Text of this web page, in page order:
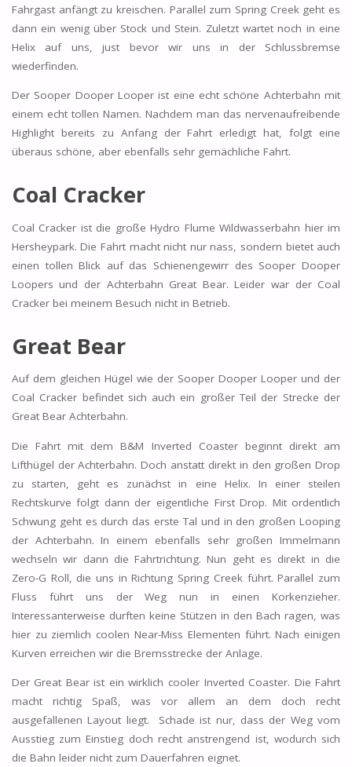
Fahrgast anfängt zu kreischen. Parallel zum Spring Creek geht es
dann ein wenig über Stock und Stein. Zuletzt wartet noch in eine
Helix auf uns, just bevor wir uns in der Schlussbremse
wiederfinden.
Der Sooper Dooper Looper ist eine echt schöne Achterbahn mit
einem echt tollen Namen. Nachdem man das nervenaufreibende
Highlight bereits zu Anfang der Fahrt erledigt hat, folgt eine
überaus schöne, aber ebenfalls sehr gemächliche Fahrt.
Coal Cracker
Coal Cracker ist die große Hydro Flume Wildwasserbahn hier im
Hersheypark. Die Fahrt macht nicht nur nass, sondern bietet auch
einen tollen Blick auf das Schienengewirr des Sooper Dooper
Loopers und der Achterbahn Great Bear. Leider war der Coal
Cracker bei meinem Besuch nicht in Betrieb.
Great Bear
Auf dem gleichen Hügel wie der Sooper Dooper Looper und der
Coal Cracker befindet sich auch ein großer Teil der Strecke der
Great Bear Achterbahn.
Die Fahrt mit dem B&M Inverted Coaster beginnt direkt am
Lifthügel der Achterbahn. Doch anstatt direkt in den großen Drop
zu starten, geht es zunächst in eine Helix. In einer steilen
Rechtskurve folgt dann der eigentliche First Drop. Mit ordentlich
Schwung geht es durch das erste Tal und in den großen Looping
der Achterbahn. In einem ebenfalls sehr großen Immelmann
wechseln wir dann die Fahrtrichtung. Nun geht es direkt in die
Zero-G Roll, die uns in Richtung Spring Creek führt. Parallel zum
Fluss führt uns der Weg nun in einen Korkenzieher.
Interessanterweise durften keine Stützen in den Bach ragen, was
hier zu ziemlich coolen Near-Miss Elementen führt. Nach einigen
Kurven erreichen wir die Bremsstrecke der Anlage.
Der Great Bear ist ein wirklich cooler Inverted Coaster. Die Fahrt
macht richtig Spaß, was vor allem an dem doch recht
ausgefallenen Layout liegt. Schade ist nur, dass der Weg vom
Ausstieg zum Einstieg doch recht anstrengend ist, wodurch sich
die Bahn leider nicht zum Dauerfahren eignet.